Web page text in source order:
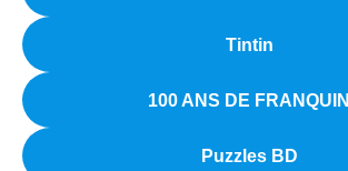
Tintin
100 ANS DE FRANQUIN
Puzzles BD